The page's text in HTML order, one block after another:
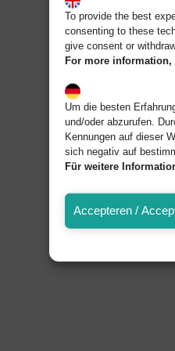
To provide the best
consenting to these
give consent or
For more
Um die besten
und/oder abzurufen.
Kennungen auf dieser
sich negativ auf
Für weitere
Accepteren /